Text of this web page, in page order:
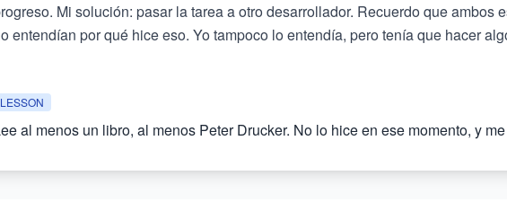
Mi solución: pasar la tarea a otro desarrollador. Recuerdo que ambos
entendían por qué hice eso. Yo tampoco lo entendía, pero tenía que hacer
LESSON
al menos un libro, al menos Peter Drucker. No lo hice en ese momento, y